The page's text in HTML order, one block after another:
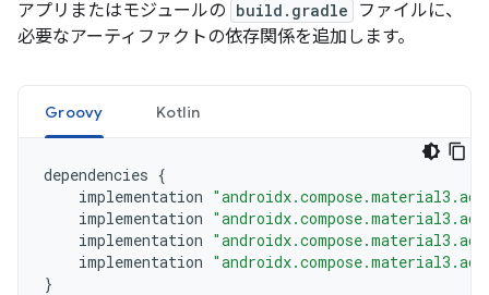
アプリまたはモジュールの build.gradle
ファイルに、
必要なアーティファクトの依存関係を追加します。
Groovy Kotlin
dependencies {
implementation
implementation
implementation
implementation
}